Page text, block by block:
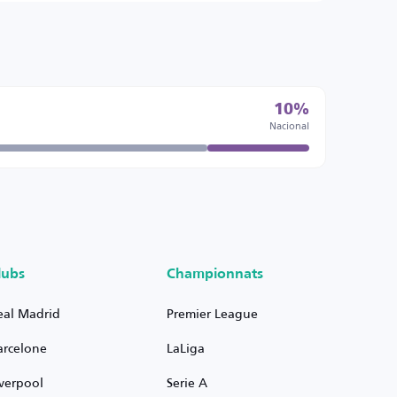
10%
Nacional
Madrid
Championnats
Premier League
LaLiga
Serie A